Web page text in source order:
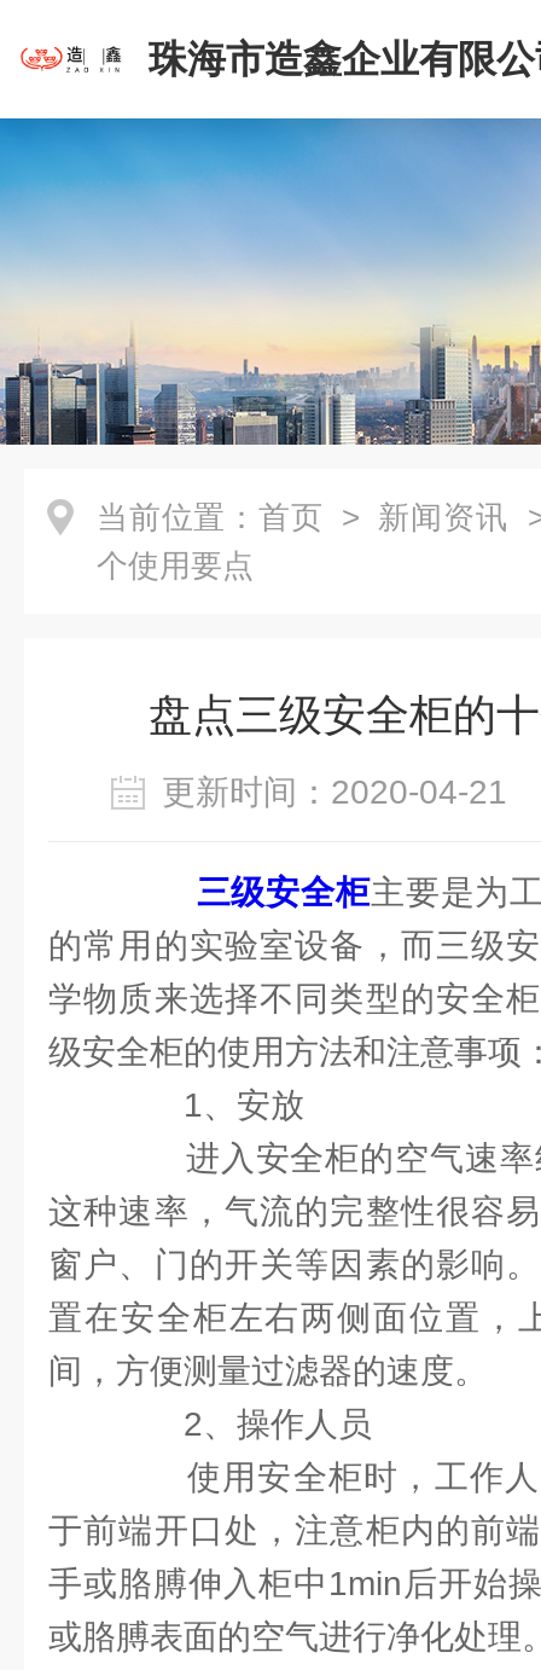
珠海市造鑫企业有限
当前位置： 首页 > 新闻资讯
个使用要点
盘点三级安全柜的
更新时间：2020-04-
三级安全柜主要是为
的常用的实验室设备，而三级
学物质来选择不同类型的安全
级安全柜的使用方法和注意事项
1、安放
进入安全柜的空气速率
这种速率，气流的完整性很容
窗户、门的开关等因素的影响
置在安全柜左右两侧面位置，
间，方便测量过滤器的速度。
2、操作人员
使用安全柜时，工作人
于前端开口处，注意柜内的前
手或胳膊伸入柜中1min后开始
或胳膊表面的空气进行净化处理